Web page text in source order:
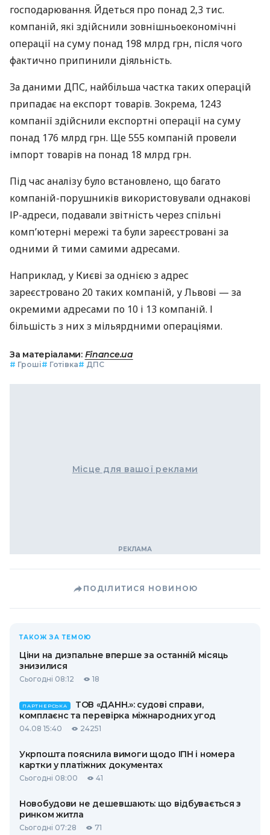
господарювання. Йдеться про понад 2,3 тис.
компаній, які здійснили зовнішньоекономічні
операції на суму понад 198 млрд грн, після чого
фактично припинили діяльність.
За даними ДПС, найбільша частка таких операцій
припадає на експорт товарів. Зокрема, 1243
компанії здійснили експортні операції на суму
понад 176 млрд грн. Ще 555 компаній провели
імпорт товарів на понад 18 млрд грн.
Під час аналізу було встановлено, що багато
компаній-порушників використовували однакові
ІР-адреси, подавали звітність через спільні
комп’ютерні мережі та були зареєстровані за
одними й тими самими адресами.
Наприклад, у Києві за однією з адрес
зареєстровано 20 таких компаній, у Львові — за
окремими адресами по 10 і 13 компаній. І
більшість з них з мільярдними операціями.
За матеріалами: Finance.ua
# Гроші# Готівка# ДПС
Місце для вашої реклами
ПОДІЛИТИСЯ НОВИНОЮ
ТАКОЖ ЗА ТЕМОЮ
Ціни на дизпальне вперше за останній місяць
знизилися
Сьогодні 08:12 18
ПАРТНЕРСЬКА
ТОВ «ДАНН.»: судові справи,
комплаєнс та перевірка міжнародних угод
04.08 15:40 24251
Укрпошта пояснила вимоги щодо ІПН і номера
картки у платіжних документах
Сьогодні 08:00 41
Новобудови не дешевшають: що відбувається з
ринком житла
Сьогодні 07:28 71